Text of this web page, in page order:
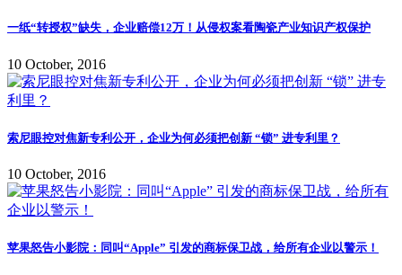
一纸“转授权”缺失，企业赔偿12万！从侵权案看陶瓷产业知识产权保护
10 October, 2016
索尼眼控对焦新专利公开，企业为何必须把创新 “锁” 进专利里？
10 October, 2016
苹果怒告小影院：同叫“Apple” 引发的商标保卫战，给所有企业以警示！